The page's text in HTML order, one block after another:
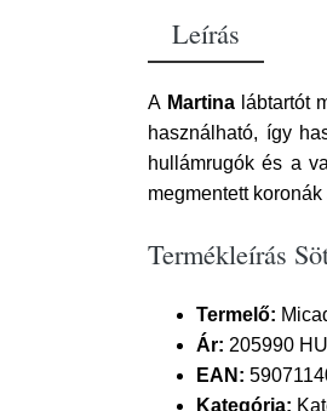
Leírás
A Martinalábtartót
használható, így
hullámrugók és a
megmentett
Termékleírás
Termelő:
Ár: 205990
EAN:
Kategória: